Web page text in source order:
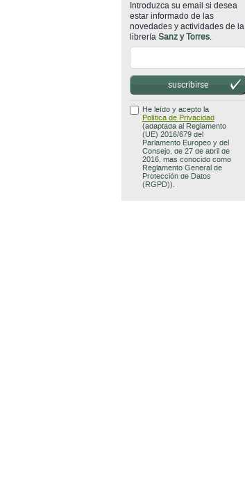
Introduzca su email si desea
estar informado de las
novedades y actividades de la
librería Sanz y Torres.
suscribirse
He leído y acepto la
Política de Privacidad
(adaptada al Reglamento
(UE) 2016/679 del
Parlamento Europeo y del
Consejo, de 27 de abril de
2016, mas conocido como
Reglamento General de
Protección de Datos
(RGPD)).